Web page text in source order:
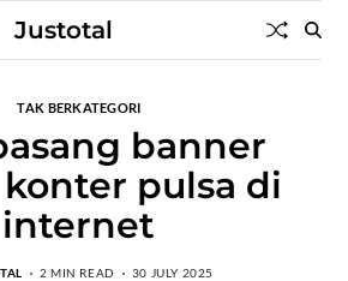
Justotal
TAK BERKATEGORI
banner
pulsa di
internet
2 MIN READ 30 JULY 2025